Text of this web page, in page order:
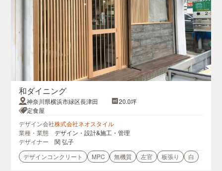
和ダイニング
神奈川県横浜市緑区長津田
20.0坪
定食屋
デザイン会社株式会社ネオスタイル
業種・業態
デザイン・設計&施工・管理
デザイナー
関 弘子
デザインコンクリート
MPC 無機質 左官 板張り 白